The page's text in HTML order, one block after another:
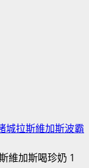
城拉斯維加斯波霸
1